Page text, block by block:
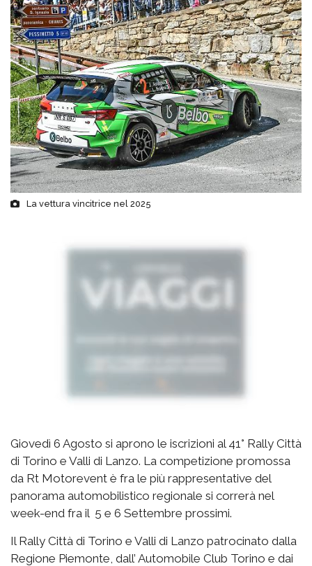
La vettura vincitrice nel 2025
Giovedì 6 Agosto si aprono le iscrizioni al 41° Rally Città
di Torino e Valli di Lanzo. La competizione promossa
da Rt Motorevent è fra le più rappresentative del
panorama automobilistico regionale si correrà nel
week-end fra il 5 e 6 Settembre prossimi.
Il Rally Città di Torino e Valli di Lanzo patrocinato dalla
Regione Piemonte, dall’ Automobile Club Torino e dai